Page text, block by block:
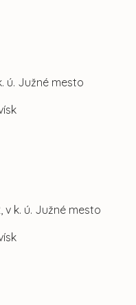
ú. Južné mesto
v k. ú. Južné mesto